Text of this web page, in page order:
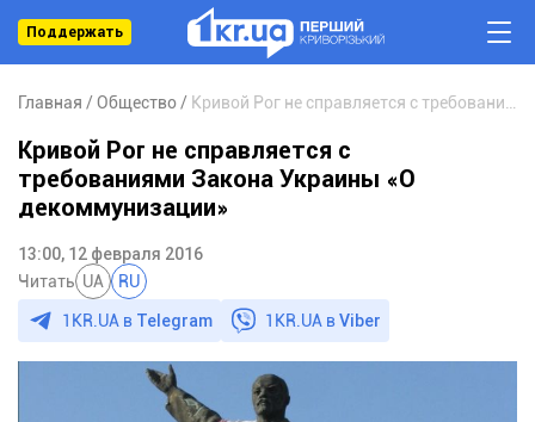
Поддержать
Главная Общество
Кривой Рог не справляется с
требованиями Закона Украины «О
декоммунизации»
13:00, 12 февраля 2016
Читать UA RU
1KR.UA в Telegram 1KR.UA вViber